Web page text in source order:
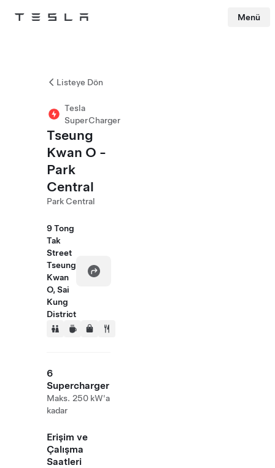
Tesla Menü
Listeye Dön
Tesla
SuperCharger
Tseung
Kwan O -
Park
Central
Park Central
9 Tong
Tak
Street
Tseung
Kwan
O, Sai
Kung
District
6
Supercharger
Maks. 250 kW'a
kadar
Erişim ve
Çalışma
Saatleri